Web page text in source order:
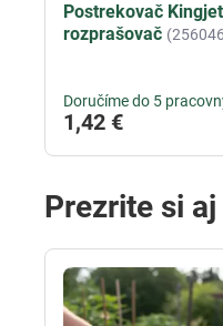
Postrekovač
rozprašovač
Doručíme do 5
1,42 €
Prezrite si